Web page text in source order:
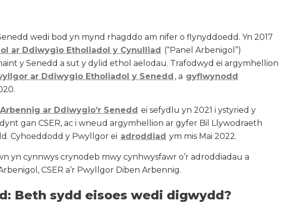
wedi bod yn mynd rhagddo am nifer o flynyddoedd. Yn 2017
ar Ddiwygio Etholiadol y Cynulliad (“Panel Arbenigol”)
y Senedd a sut y dylid ethol aelodau. Trafodwyd ei argymhellion
ar Ddiwygio Etholiadol y Senedd , a gyflwynodd
ar Ddiwygio’r Senedd ei sefydlu yn 2021 i ystyried y
gan CSER, ac i wneud argymhellion ar gyfer Bil Llywodraeth
Cyhoeddodd y Pwyllgor ei adroddiad ym mis Mai 2022.
yn cynnwys crynodeb mwy cynhwysfawr o’r adroddiadau a
CSER a’r Pwyllgor Diben Arbennig.
Beth sydd eisoes wedi digwydd?